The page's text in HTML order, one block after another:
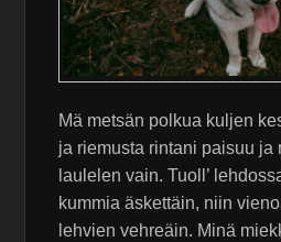
Mä metsän polkua kuljen
ja riemusta rintani paisuu ja
laulelen vain. Tuoll’
kummia äskettäin, niin
lehvien vehreäin. Minä